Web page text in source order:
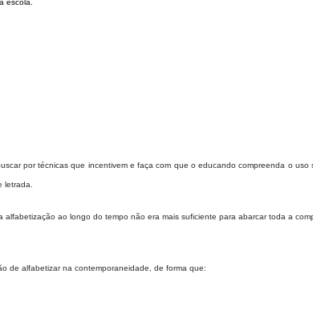
escola.
por técnicas que incentivem e faça com que o educando compreenda o uso
letrada.
ao longo do tempo não era mais suficiente para abarcar toda a
de alfabetizar na contemporaneidade, de forma que: